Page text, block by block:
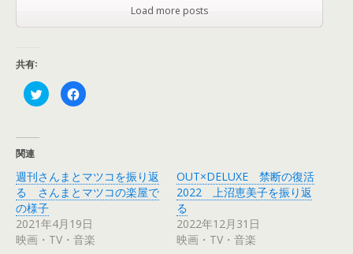
Load more posts
共有:
ク
リ
t
t
e
r
で
共
有
(
F
a
共
有
す
は
ク
リ
関連
週刊さんまとマツコを振り返
る さんまとマツコの楽屋で
の様子
2021年4月19日
映画・TV・音楽
OUT×DELUXE 禁断の復活
2022 上沼恵美子を振り返
る
2022年12月31日
映画・TV・音楽